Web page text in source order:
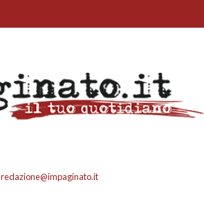
redazione@impaginato.it